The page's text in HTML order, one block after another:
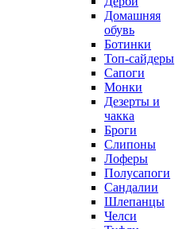
Домашняя
обувь
Ботинки
Топ-сайдеры
Сапоги
Монки
Дезерты и
чакка
Броги
Слипоны
Лоферы
Полусапоги
Сандалии
Шлепанцы
Челси